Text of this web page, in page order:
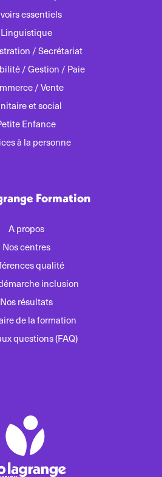
essentiels
Linguistique
/ Secrétariat
/ Gestion / Paie
/ Vente
et social
Enfance
à la personne
Formation
A propos
Nos centres
qualité
inclusion
Nos résultats
de la formation
questions (FAQ)